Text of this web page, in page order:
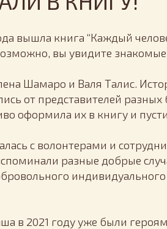
вышла книга “Каждый
вы увидите знакомые
Шамаро и Валя Талис.
от представителей
оформила их в книгу и
с волонтерами и
разные добрые
в 2021 году уже были